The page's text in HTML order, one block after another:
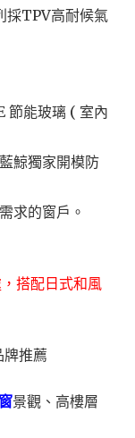
採TPV高耐候氣
節能玻璃 ( 室內
鯨獨家開模防
求的窗戶。
搭配日式和風
景觀、高樓層